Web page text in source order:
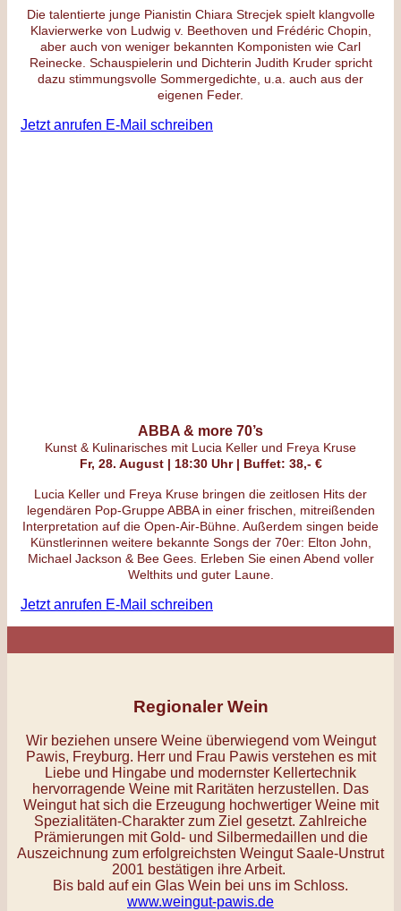
Die talentierte junge Pianistin Chiara Strecjek spielt klangvolle
Klavierwerke von Ludwig v. Beethoven und Frédéric Chopin,
aber auch von weniger bekannten Komponisten wie Carl
Reinecke. Schauspielerin und Dichterin Judith Kruder spricht
dazu stimmungsvolle Sommergedichte, u.a. auch aus der
eigenen Feder.
Jetzt anrufen E-Mail schreiben
ABBA & more 70’s
Kunst & Kulinarisches mit Lucia Keller und Freya Kruse
Fr, 28. August | 18:30 Uhr | Buffet: 38,- €
Lucia Keller und Freya Kruse bringen die zeitlosen Hits der
legendären Pop-Gruppe ABBA in einer frischen, mitreißenden
Interpretation auf die Open-Air-Bühne. Außerdem singen beide
Künstlerinnen weitere bekannte Songs der 70er: Elton John,
Michael Jackson & Bee Gees. Erleben Sie einen Abend voller
Welthits und guter Laune.
Jetzt anrufen E-Mail schreiben
Regionaler Wein
Wir beziehen unsere Weine überwiegend vom Weingut
Pawis, Freyburg. Herr und Frau Pawis verstehen es mit
Liebe und Hingabe und modernster Kellertechnik
hervorragende Weine mit Raritäten herzustellen. Das
Weingut hat sich die Erzeugung hochwertiger Weine mit
Spezialitäten-Charakter zum Ziel gesetzt. Zahlreiche
Prämierungen mit Gold- und Silbermedaillen und die
Auszeichnung zum erfolgreichsten Weingut Saale-Unstrut
2001 bestätigen ihre Arbeit.
Bis bald auf ein Glas Wein bei uns im Schloss.
www.weingut-pawis.de